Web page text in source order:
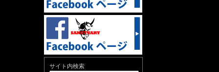
サイト内検索